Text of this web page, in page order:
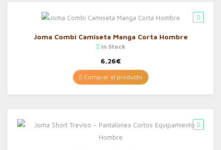
Joma Combi Camiseta Manga Corta Hombre
In Stock
6,26€
Comprar el producto